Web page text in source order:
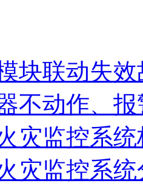
块联动失效
不动作、
灾监控系
灾监控系